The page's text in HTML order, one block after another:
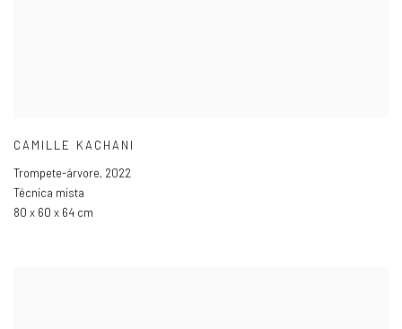
CAMILLE KACHANI
Trompete-árvore, 2022
Técnica mista
80 x 60 x 64 cm